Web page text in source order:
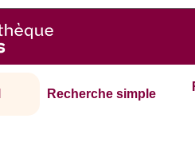
Recherche simple